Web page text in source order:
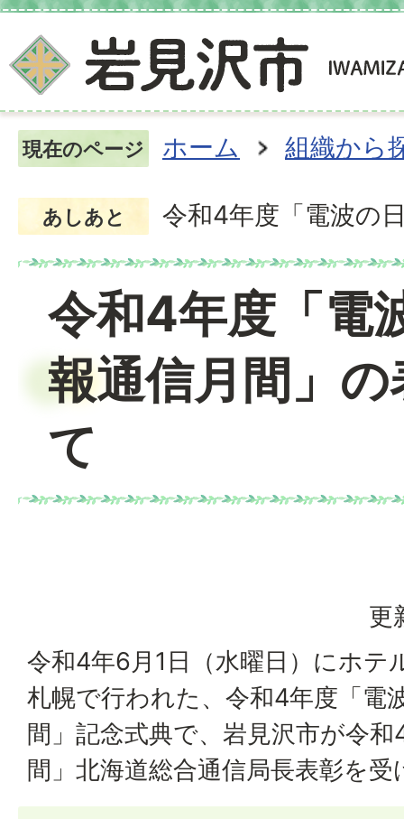
現在のページ ホーム 組織から
あしあと 令和4年度「電波の
令和4年度「電
報通信月間」
て
更
令和4年6月1日（水曜日）にホテ
札幌で行われた、令和4年度「電
間」記念式典で、岩見沢市が令
間」北海道総合通信局長表彰を受